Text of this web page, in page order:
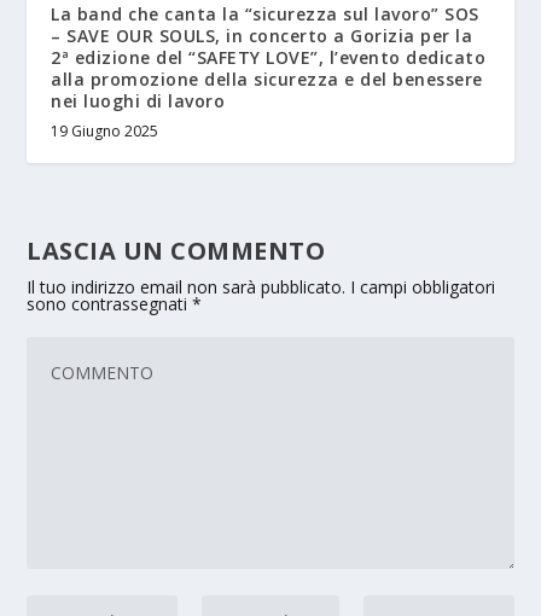
La band che canta la “sicurezza sul lavoro” SOS
– SAVE OUR SOULS, in concerto a Gorizia per la
2ª edizione del “SAFETY LOVE”, l’evento dedicato
alla promozione della sicurezza e del benessere
nei luoghi di lavoro
19 Giugno 2025
LASCIA UN COMMENTO
Il tuo indirizzo email non sarà pubblicato. I campi obbligatori
sono contrassegnati*